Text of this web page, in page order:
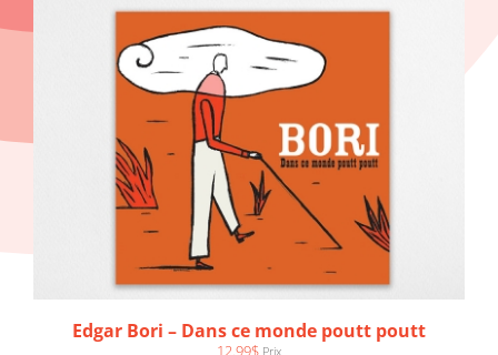
Edgar Bori – Dans ce monde poutt poutt
12.99$ Prix
AJOUTER AU PANIER / DÉTAILS